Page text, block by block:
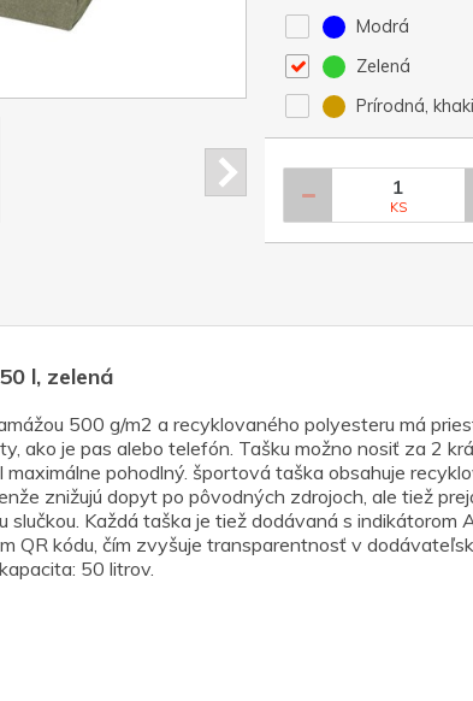
Modrá
Zelená
Prírodná, khaki
KS
l, zelená
500 g/m2 a recyklovaného polyesteru má
ako je pas alebo telefón. Tašku možno nosiť za 2
pohodlný. športová taška obsahuje
znižujú dopyt po pôvodných zdrojoch, ale tiež
slučkou. Každá taška je tiež dodávaná s
QR kódu, čím zvyšuje transparentnosť v
50 litrov.